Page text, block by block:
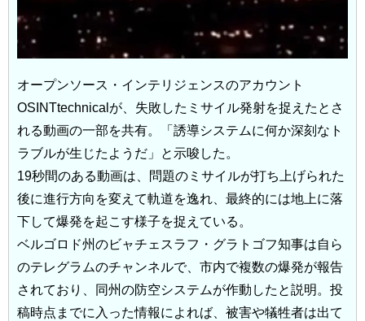
オープンソース・インテリジェンスのアカウント
OSINTtechnicalが、失敗したミサイル発射を捉えたとさ
れる動画の一部を共有。「誘導システムに何か深刻なト
ラブルが生じたようだ」と示唆した。
19秒間のある動画は、問題のミサイルが打ち上げられた
後に進行方向を変えて軌道を逸れ、最終的には地上に落
下して爆発を起こす様子を捉えている。
ベルゴロド州のビャチェスラフ・グラトゴフ知事は自ら
のテレグラムのチャンネルで、市内で複数の爆発が報告
されており、同州の防空システムが作動したと説明。投
稿時点までに入った情報によれば、被害や犠牲者は出て